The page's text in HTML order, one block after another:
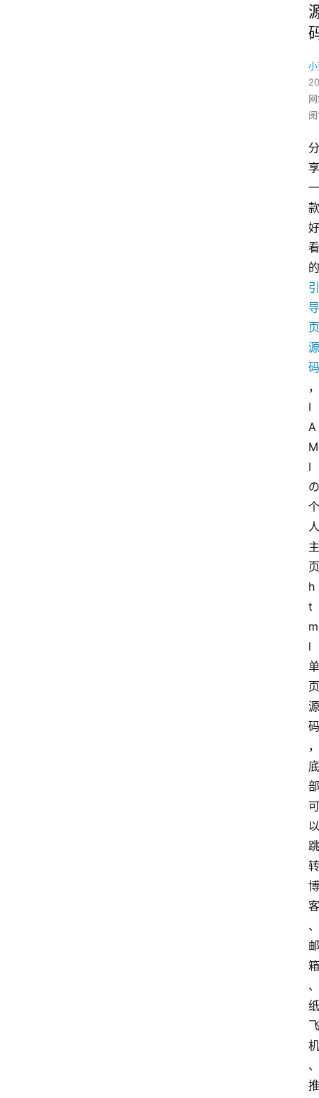
分
享
一
款
好
看
的
引
导
页
源
码
，
I
A
M
I
の
个
人
主
页
h
t
m
l
单
页
源
码
，
底
部
可
以
跳
转
博
客
、
邮
箱
、
纸
飞
机
、
推